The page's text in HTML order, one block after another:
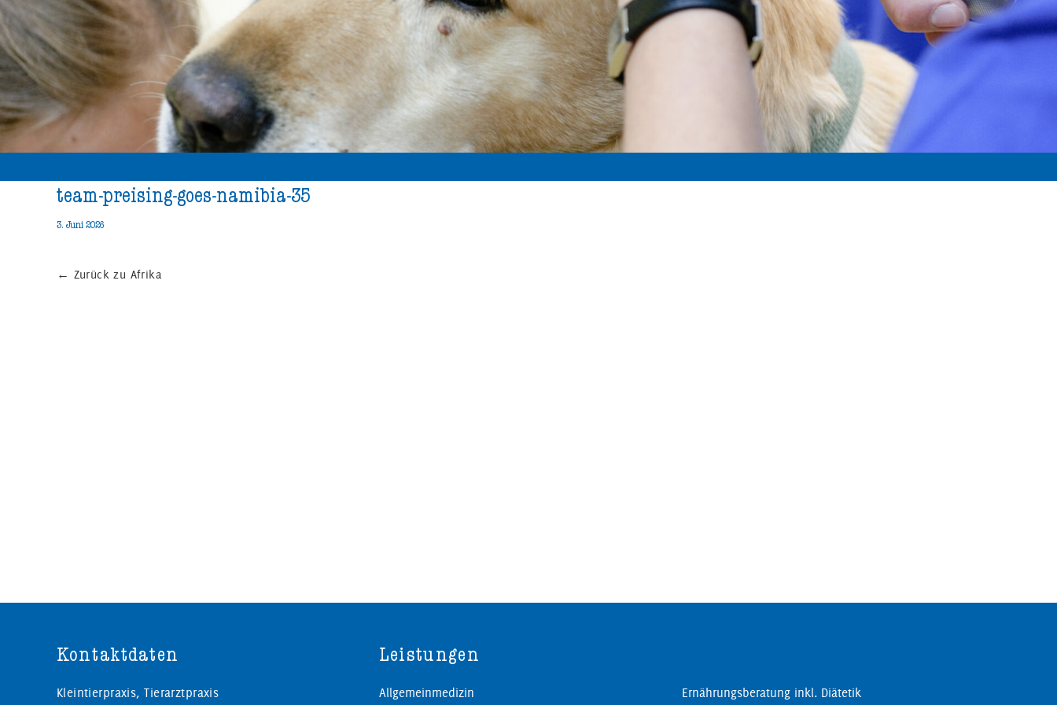
team-preising-goes-namibia-35
3. Juni 2026
← Zurück zu Afrika
Kontaktdaten
Kleintierpraxis, Tierarztpraxis
Leistungen
Allgemeinmedizin Ernährungsberatung inkl. Diätetik